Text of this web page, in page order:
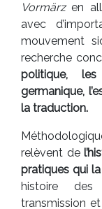
Vormärzen
avec
mouvement
recherche
politique,
germanique,
la traduction.
relèvent de
pratiques qui
histoire
transmission